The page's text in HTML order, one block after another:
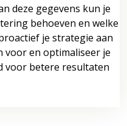
deze gegevens kun je
behoeven en welke
je strategie aan
voor en optimaliseer je
voor betere resultaten